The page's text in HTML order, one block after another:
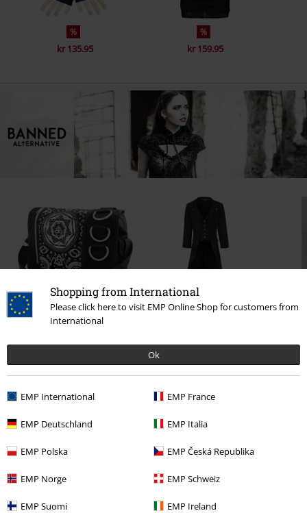
Shopping from International
Please click here to visit EMP Online Shop for customers from
International
Ok
EMP International EMP France
EMP Deutschland EMP Italia
EMP Polska EMP Česká Republika
EMP Norge EMP Schweiz
EMP Suomi EMP Ireland
%
kr 135.95
%
kr 159.95
1 Anmeldelser